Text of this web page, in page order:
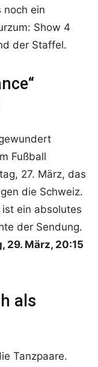
noch ein
Show 4
der Staffel.
Fußball
27. März, das
die Schweiz.
ein absolutes
der Sendung.
29. März, 20:15
als
Tanzpaare.